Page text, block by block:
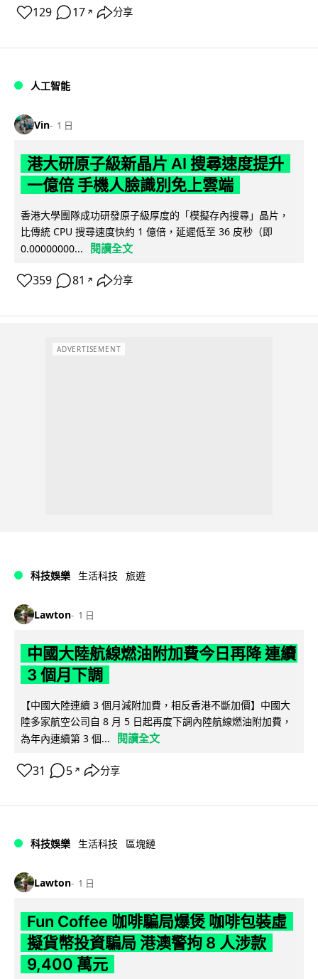
129 17 ↗ 分享
人工智能
Vin 1 日
港大研原子級新晶片 AI 搜尋速度提升
一億倍 手機人臉識別免上雲端
香港大學團隊成功研發原子級厚度的「模擬存內搜尋」晶片，
比傳統 CPU 搜尋速度快約 1 億倍，延遲低至 36 皮秒（即
0.00000000...
閱讀全文
359 81 ↗ 分享
ADVERTISEMENT
科技娛樂 生活科技 旅遊
Lawton 1 日
中國大陸航線燃油附加費今日再降 連續
3 個月下調
【中國大陸連續 3 個月減附加費，相反香港不斷加價】中國大
陸多家航空公司自 8 月 5 日起再度下調內陸航線燃油附加費，
為年內連續第 3 個...
閱讀全文
31 5 ↗ 分享
科技娛樂 生活科技 區塊鏈
Lawton 1 日
Fun Coffee 咖啡騙局爆煲 咖啡包裝虛
擬貨幣投資騙局 港澳警拘 8 人涉款
9,400 萬元